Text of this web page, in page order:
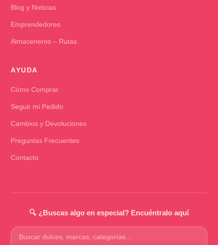
Blog y Noticias
Emprendedores
Almaceneros – Rutas
AYUDA
Cómo Comprar
Seguir mi Pedido
Cambios y Devoluciones
Preguntas Frecuentes
Contacto
🔍 ¿Buscas algo en especial? Encuéntralo aquí
Buscar